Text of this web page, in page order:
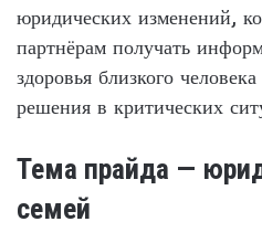
юридических изменений,
партнёрам получать
здоровья близкого
решения в критических
Тема прайда —
семей